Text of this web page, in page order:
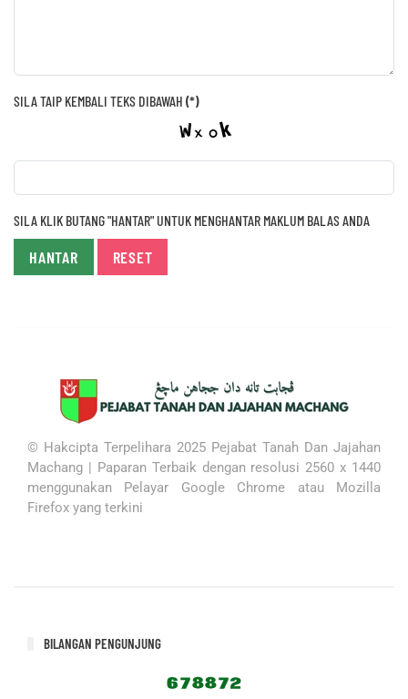
SILA TAIP KEMBALI TEKS DIBAWAH (*)
SILA KLIK BUTANG "HANTAR" UNTUK MENGHANTAR MAKLUM BALAS ANDA
HANTAR RESET
© Hakcipta Terpelihara 2025 Pejabat Tanah Dan Jajahan
Machang | Paparan Terbaik dengan resolusi 2560 x 1440
menggunakan Pelayar Google Chrome atau Mozilla
Firefox yang terkini
BILANGAN PENGUNJUNG